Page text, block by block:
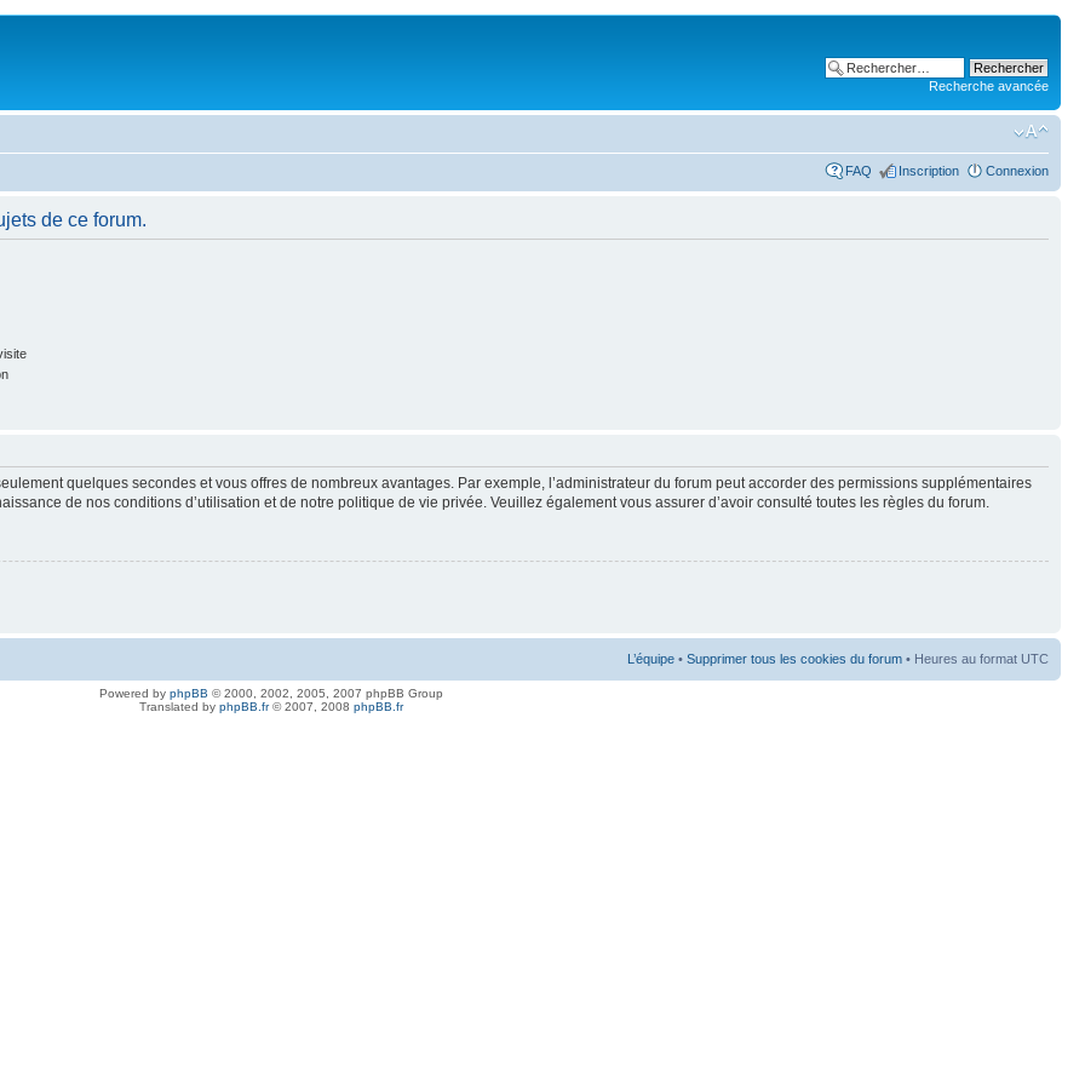
Recherche avancée
FAQ Inscription Connexion
de ce forum.
quelques secondes et vous offres de nombreux avantages. Par exemple, l’administrateur du forum peut accorder des permissions supplémentaires
de nos conditions d’utilisation et de notre politique de vie privée. Veuillez également vous assurer d’avoir consulté toutes les règles du forum.
L’équipe • Supprimer tous les cookies du forum • Heures au format UTC
Powered by phpBB © 2000, 2002, 2005, 2007 phpBB Group
Translated by phpBB.fr© 2007, 2008 phpBB.fr